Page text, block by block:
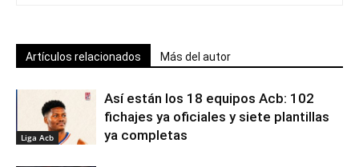
Artículos relacionados Más del autor
Liga Acb
Así están los 18 equipos Acb: 102
fichajes ya oficiales y siete plantillas
ya completas